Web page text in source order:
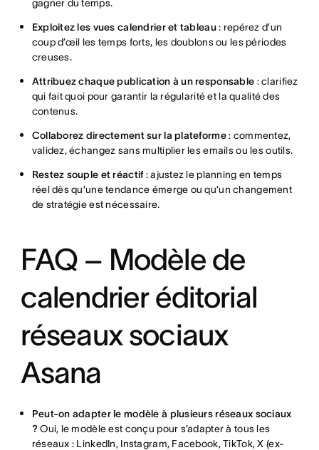
gagner du temps.
Exploitez les vues calendrier et tableau: repérez d’un
coup d’œil les temps forts, les doublons ou les périodes
creuses.
Attribuez chaque publication à un responsable : clarifiez
qui fait quoi pour garantir la régularité et la qualité des
contenus.
Collaborez directement sur la plateforme: commentez,
validez, échangez sans multiplier les emails ou les outils.
Restez souple et réactif: ajustez le planning en temps
réel dès qu’une tendance émerge ou qu’un changement
de stratégie est nécessaire.
FAQ – Modèle de
calendrier éditorial
réseaux sociaux
Asana
Peut-on adapter le modèle à plusieurs réseaux sociaux
? Oui, le modèle est conçu pour s’adapter à tous les
réseaux : LinkedIn, Instagram, Facebook, TikTok, X (ex-